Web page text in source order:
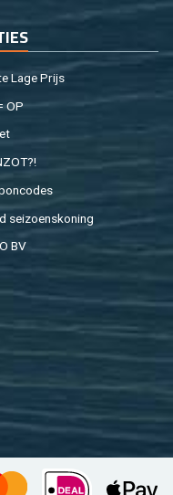
Lage Prijs
OP
sei­zoens­ko­ning
BV